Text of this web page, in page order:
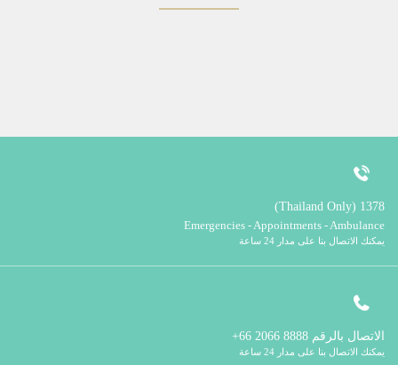
1378 (Thailand Only)
Emergencies - Appointments - Ambulance
يمكنك الاتصال بنا على مدار 24 ساعة
الاتصال بالرقم
يمكنك الاتصال بنا على مدار 24 ساعة